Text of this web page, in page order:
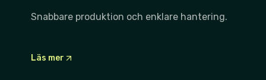
Snabbare produktion och enklare hantering.
Läs mer